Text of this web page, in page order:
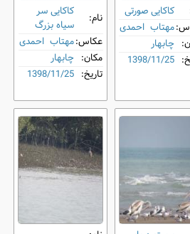
کاکایی صورتی
مهتاب احمدی
چابهار
1398/11/25
نام:
کاکایی سر
سیاه بزرگ
عکاس:مهتاب احمدی
مکان: چابهار
تاریخ: 1398/11/25